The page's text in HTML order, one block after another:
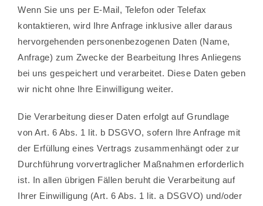
Wenn Sie uns per E-Mail, Telefon oder Telefax
kontaktieren, wird Ihre Anfrage inklusive aller daraus
hervorgehenden personenbezogenen Daten (Name,
Anfrage) zum Zwecke der Bearbeitung Ihres Anliegens
bei uns gespeichert und verarbeitet. Diese Daten geben
wir nicht ohne Ihre Einwilligung weiter.
Die Verarbeitung dieser Daten erfolgt auf Grundlage
von Art. 6 Abs. 1 lit. b DSGVO, sofern Ihre Anfrage mit
der Erfüllung eines Vertrags zusammenhängt oder zur
Durchführung vorvertraglicher Maßnahmen erforderlich
ist. In allen übrigen Fällen beruht die Verarbeitung auf
Ihrer Einwilligung (Art. 6 Abs. 1 lit. a DSGVO) und/oder